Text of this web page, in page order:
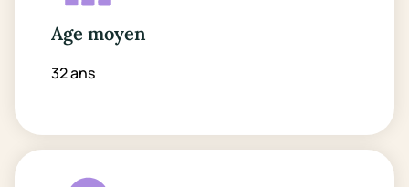
Age moyen
32 ans